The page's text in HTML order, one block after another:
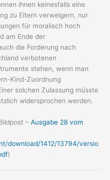
ihnen keinesfalls eine
zu Eltern verweigern, nur
für moralisch hoch
am Ende der
die Forderung nach
verbotenen
stehen, wenn man
Kind-Zuordnung
solchen Zulassung müsste
widersprochen werden.
– Ausgabe 28 vom
download/1412/13794/versio
)